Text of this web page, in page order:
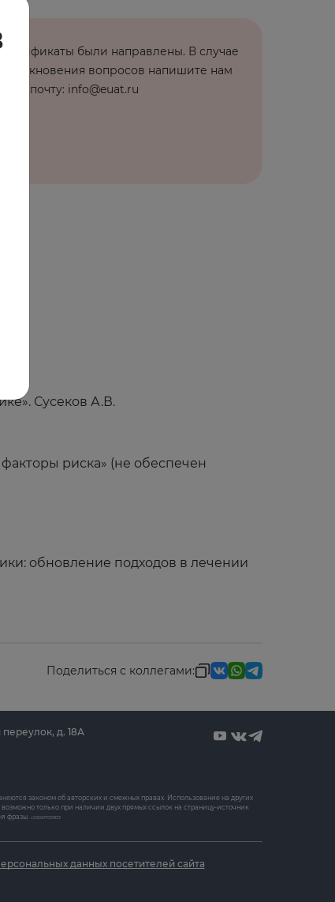
были направлены. В случае
возникновения вопросов напишите нам
на эл. почту: info@euat.ru
Сусеков А.В.
риска» (не обеспечен
обновление подходов в лечении
Поделиться с коллегами:
д. 18А
законом об авторских и смежных правах. Использование на других
возможно только при наличии двух прямых ссылок на страницу-источник
фразы. v202607031833
данных посетителей сайта